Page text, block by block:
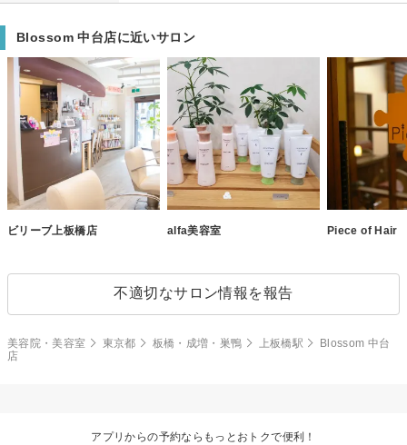
Blossom 中台店に近いサロン
ビリーブ上板橋店 alfa美容室 Piece of Hair
不適切なサロン情報を報告
美容院・美容室 東京都 板橋・成増・巣鴨 上板橋駅
Blossom 中台
店
アプリからの予約ならもっとおトクで便利！